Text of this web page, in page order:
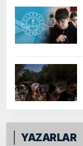
YAZARLAR